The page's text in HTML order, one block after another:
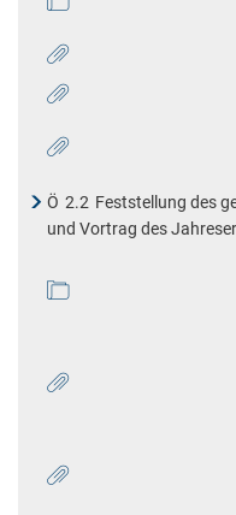
Ö 2.2 Feststellung des
und Vortrag des